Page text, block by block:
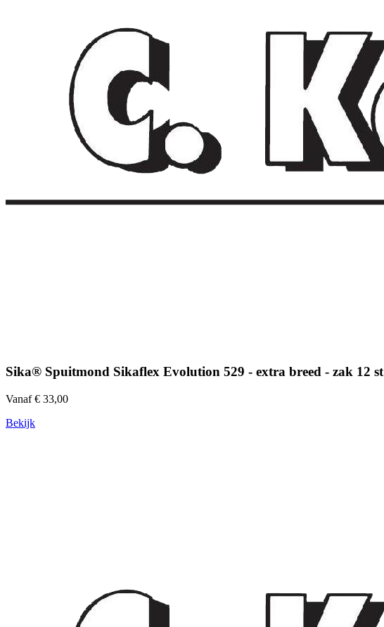
Sika® Spuitmond Sikaflex Evolution 529 - extra breed - zak 12 st
Vanaf € 33,00
Bekijk